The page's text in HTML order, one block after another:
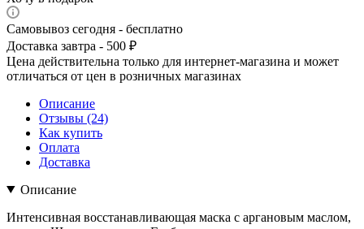
Самовывоз сегодня - бесплатно
Доставка завтра - 500 ₽
Цена действительна только для интернет-магазина и может
отличаться от цен в розничных магазинах
Описание
Отзывы (24)
Как купить
Оплата
Доставка
Описание
Интенсивная восстанавливающая маска с аргановым маслом,